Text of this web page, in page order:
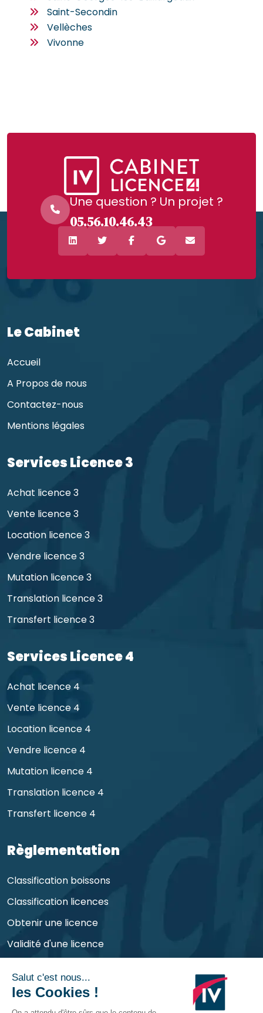
Saint-Secondin
Vellèches
Vivonne
Une question ? Un projet ?
05.56.10.46.43
Le Cabinet
Accueil
A Propos de nous
Contactez-nous
Mentions légales
Services Licence 3
Achat licence 3
Vente licence 3
Location licence 3
Vendre licence 3
Mutation licence 3
Translation licence 3
Transfert licence 3
Services Licence 4
Achat licence 4
Vente licence 4
Location licence 4
Vendre licence 4
Mutation licence 4
Translation licence 4
Transfert licence 4
Règlementation
Classification boissons
Classification licences
Obtenir une licence
Validité d'une licence